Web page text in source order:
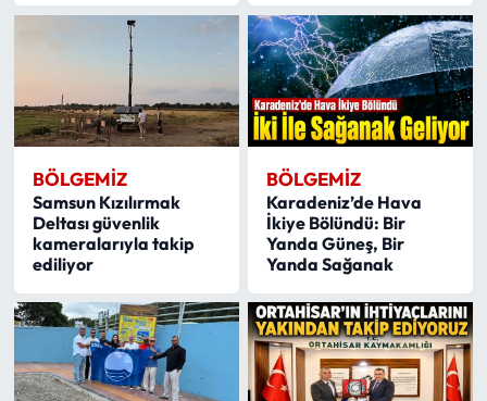
BÖLGEMIZ
Samsun Kızılırmak
Deltası güvenlik
kameralarıyla takip
ediliyor
BÖLGEMIZ
Karadeniz’de Hava
İkiye Bölündü: Bir
Yanda Güneş, Bir
Yanda Sağanak